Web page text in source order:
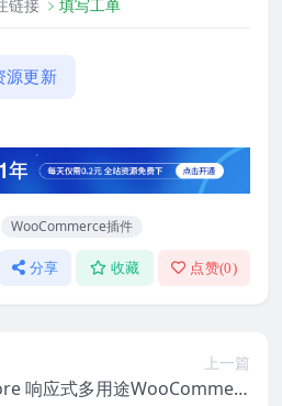
链接 ﹥填写工单
源更新
WooCommerce插件
分享 收藏 点赞(0)
上一篇
响应式多用途WooCommerc